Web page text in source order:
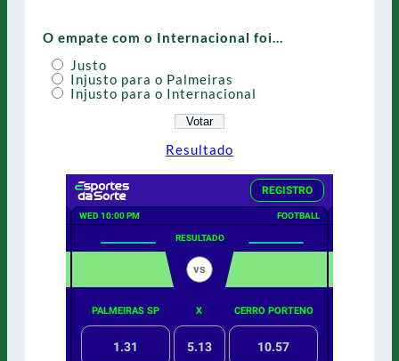
O empate com o Internacional foi…
Justo
Injusto para o Palmeiras
Injusto para o Internacional
Resultado